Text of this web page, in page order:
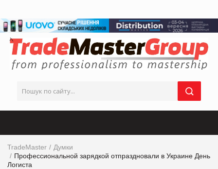
TradeMaster
Думки
Профессиональной зарядкой отпраздновали в Украине День
Логиста